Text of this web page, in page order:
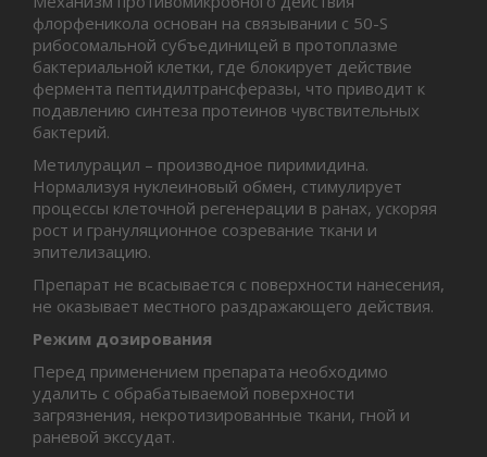
флорфеникола основан на связывании с 50-S
рибосомальной субъединицей в протоплазме
бактериальной клетки, где блокирует действие
фермента пептидилтрансферазы, что приводит к
подавлению синтеза протеинов чувствительных
бактерий.
Метилурацил – производное пиримидина.
Нормализуя нуклеиновый обмен, стимулирует
процессы клеточной регенерации в ранах, ускоряя
рост и грануляционное созревание ткани и
эпителизацию.
Препарат не всасывается с поверхности нанесения,
не оказывает местного раздражающего действия.
Режим дозирования
Перед применением препарата необходимо
удалить с обрабатываемой поверхности
загрязнения, некротизированные ткани, гной и
раневой экссудат.